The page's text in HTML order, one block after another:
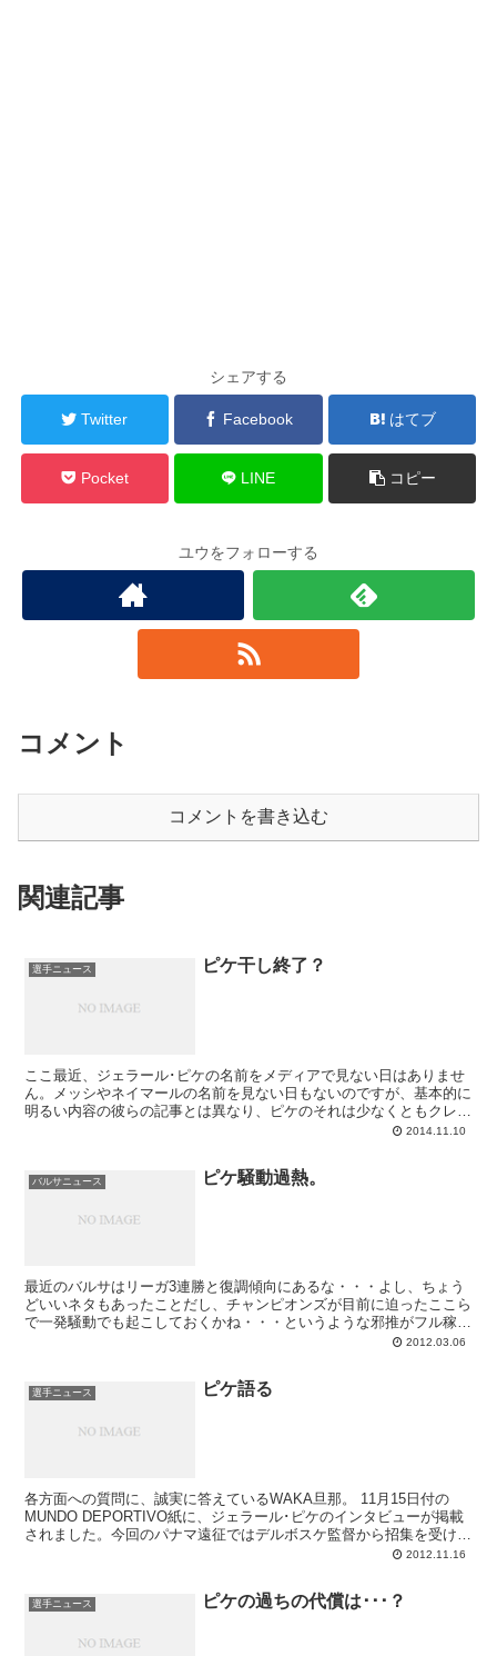
シェアする
Twitter Facebook はてブ
Pocket LINE コピー
ユウをフォローする
コメント
コメントを書き込む
関連記事
選手ニュース ピケ干し終了？
ここ最近、ジェラール･ピケの名前をメディアで見ない日はありませ
ん。メッシやネイマールの名前を見ない日もないのですが、基本的に
明るい内容の彼らの記事とは異なり、ピケのそれは少なくともクレに
2014.11.10
バルサニュース ピケ騒動過熱。
最近のバルサはリーガ3連勝と復調傾向にあるな・・・よし、ちょう
どいいネタもあったことだし、チャンピオンズが目前に迫ったここら
で一発騒動でも起こしておくかね・・・というような邪推がフル稼働
2012.03.06
選手ニュース ピケ語る
各方面への質問に、誠実に答えているWAKA旦那。 11月15日付の
MUNDO DEPORTIVO紙に、ジェラール･ピケのインタビューが掲載
されました。今回のパナマ遠征ではデルボスケ監督から招集を受けな
2012.11.16
選手ニュース ピケの過ちの代償は･･･？